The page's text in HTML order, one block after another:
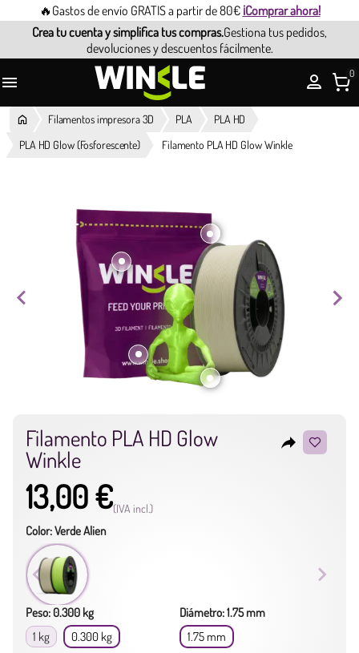
🔥Gastos de envío GRATIS a partir de 80€ ¡Comprar ahora!
Crea tu cuenta y simplifica tus compras.Gestiona tus pedidos,
devoluciones y descuentos fácilmente.
 0
Filamentos impresora 3D PLA
PLA HD
PLA HD Glow (Fosforescente)
Filamento PLA HD Glow Winkle
Filamento PLA HD Glow
Winkle
reply
13,00 €(IVA incl.)
Color: Verde Alien
Peso: 0.300 kg
1 kg
0.300 kg
Diámetro: 1.75 mm
1.75 mm